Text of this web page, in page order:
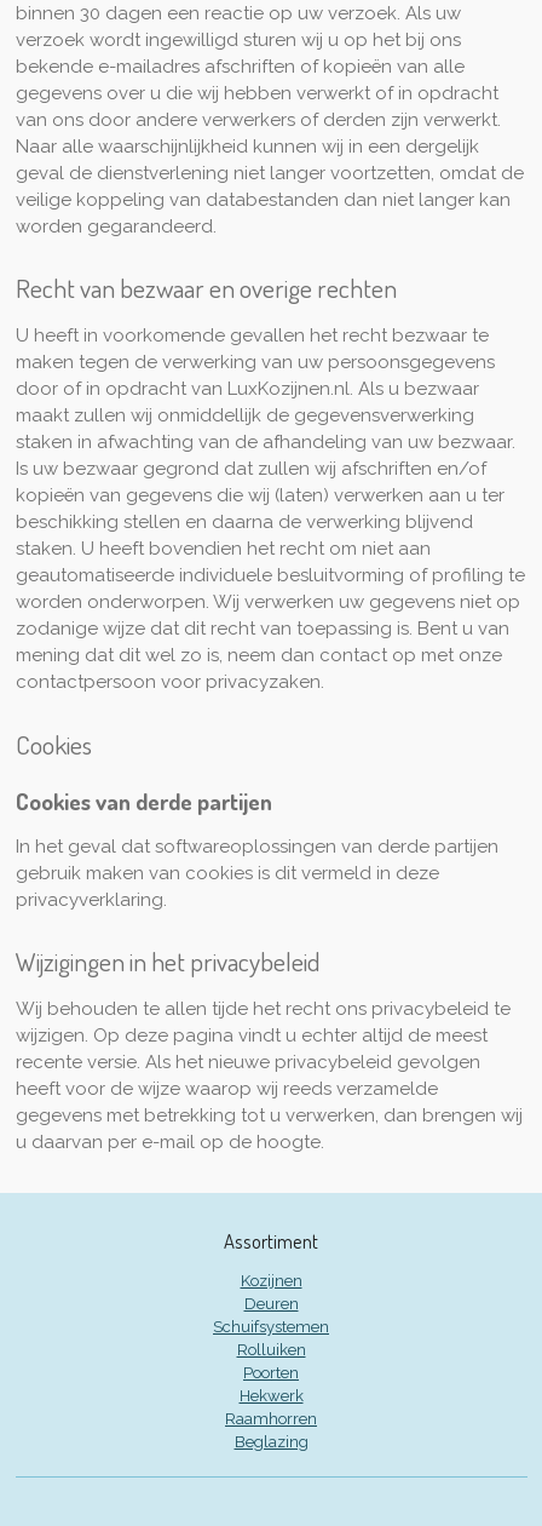
binnen 30 dagen een reactie op uw verzoek. Als uw
verzoek wordt ingewilligd sturen wij u op het bij ons
bekende e-mailadres afschriften of kopieën van alle
gegevens over u die wij hebben verwerkt of in opdracht
van ons door andere verwerkers of derden zijn verwerkt.
Naar alle waarschijnlijkheid kunnen wij in een dergelijk
geval de dienstverlening niet langer voortzetten, omdat de
veilige koppeling van databestanden dan niet langer kan
worden gegarandeerd.
Recht van bezwaar en overige rechten
U heeft in voorkomende gevallen het recht bezwaar te
maken tegen de verwerking van uw persoonsgegevens
door of in opdracht van LuxKozijnen.nl. Als u bezwaar
maakt zullen wij onmiddellijk de gegevensverwerking
staken in afwachting van de afhandeling van uw bezwaar.
Is uw bezwaar gegrond dat zullen wij afschriften en/of
kopieën van gegevens die wij (laten) verwerken aan u ter
beschikking stellen en daarna de verwerking blijvend
staken. U heeft bovendien het recht om niet aan
geautomatiseerde individuele besluitvorming of profiling te
worden onderworpen. Wij verwerken uw gegevens niet op
zodanige wijze dat dit recht van toepassing is. Bent u van
mening dat dit wel zo is, neem dan contact op met onze
contactpersoon voor privacyzaken.
Cookies
Cookies van derde partijen
In het geval dat softwareoplossingen van derde partijen
gebruik maken van cookies is dit vermeld in deze
privacyverklaring.
Wijzigingen in het privacybeleid
Wij behouden te allen tijde het recht ons privacybeleid te
wijzigen. Op deze pagina vindt u echter altijd de meest
recente versie. Als het nieuwe privacybeleid gevolgen
heeft voor de wijze waarop wij reeds verzamelde
gegevens met betrekking tot u verwerken, dan brengen wij
u daarvan per e-mail op de hoogte.
Assortiment
Kozijnen
Deuren
Schuifsystemen
Rolluiken
Poorten
Hekwerk
Raamhorren
Beglazing